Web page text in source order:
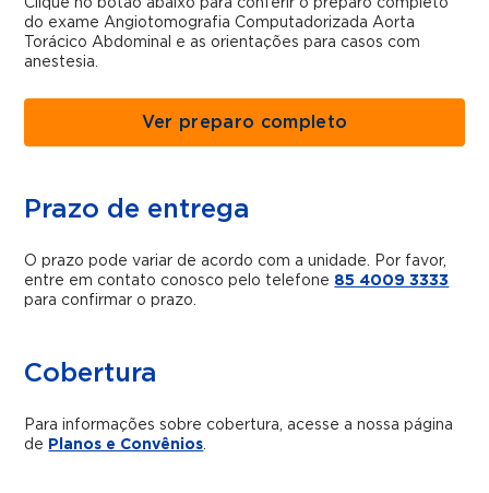
Clique no botão abaixo para conferir o preparo completo
do exame Angiotomografia Computadorizada Aorta
Torácico Abdominal e as orientações para casos com
anestesia.
Ver preparo completo
Prazo de entrega
O prazo pode variar de acordo com a unidade. Por favor,
entre em contato conosco pelo telefone 85 4009 3333
para confirmar o prazo.
Cobertura
Para informações sobre cobertura, acesse a nossa página
de Planos e Convênios.